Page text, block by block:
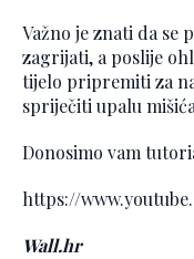
Važno je znati da
zagrijati, a poslije
tijelo pripremiti za
spriječiti upalu
Donosimo vam
https://
Wall.hr